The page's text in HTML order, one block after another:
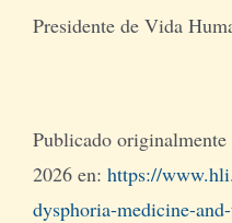
Presidente de Vida
Publicado
2026 en: https://
dysphoria-medicine-